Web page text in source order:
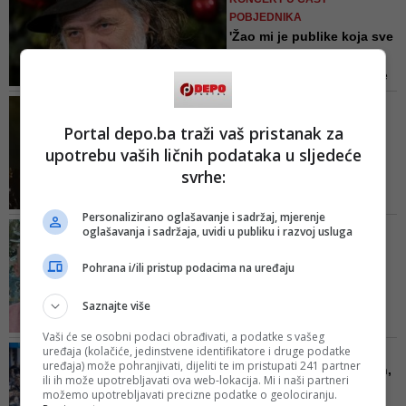
držali prskalice u rukama, pa je to
možda nekom zaličilo na suzavac
POBJEDNIKA
'Žao mi je publike koja sve
Žao mi je zbog ljudi i imena koje
zgranuta sluša i prati. Žao mi je
žena koje u obranu svoga
dostojanstva trpe po tko zna koji
Halid u Banjoj Luci: Ima
Bosne i bit će je zauvije...
jedna ljubav, jedna zemlja...
NAKON INCIDENTA KOJI JE
Progovorio otac dječaka
kasnije pojavili, može se vidjeti da
je dječak, nakon što je srušen sa
bine, i udaren nekoliko puta
VIDEO/ FANOVI U TRANSU
Centar Gračanice zakrčen,
ni igla više ne može sta...
Portal depo.ba traži vaš pristanak za
upotrebu vaših ličnih podataka u sljedeće
svrhe:
Personalizirano oglašavanje i sadržaj, mjerenje
oglašavanja i sadržaja, uvidi u publiku i razvoj usluga
Pohrana i/ili pristup podacima na uređaju
Saznajte više
Vaši će se osobni podaci obrađivati, a podatke s vašeg
uređaja (kolačiće, jedinstvene identifikatore i druge podatke
uređaja) može pohranjivati, dijeliti te im pristupati 241 partner
ili ih može upotrebljavati ova web-lokacija. Mi i naši partneri
možemo upotrebljavati precizne podatke o geolociranju.